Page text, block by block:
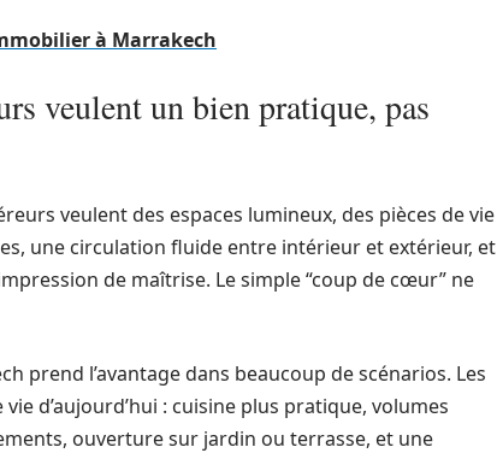
à Marrakech
veulent un bien pratique, pas
veulent des espaces lumineux, des pièces de vie
une circulation fluide entre intérieur et extérieur, et
de maîtrise. Le simple “coup de cœur” ne
prend l’avantage dans beaucoup de scénarios. Les
d’aujourd’hui : cuisine plus pratique, volumes
ouverture sur jardin ou terrasse, et une